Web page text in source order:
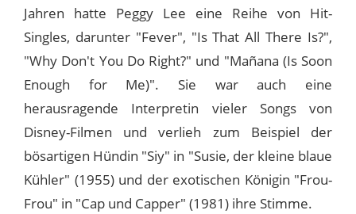
Jahren hatte Peggy Lee eine Reihe von Hit-
Singles, darunter "Fever", "Is That All There Is?",
"Why Don't You Do Right?" und "Mañana (Is Soon
Enough for Me)". Sie war auch eine
herausragende Interpretin vieler Songs von
Disney-Filmen und verlieh zum Beispiel der
bösartigen Hündin "Siy" in "Susie, der kleine blaue
Kühler" (1955) und der exotischen Königin "Frou-
Frou" in "Cap und Capper" (1981) ihre Stimme.